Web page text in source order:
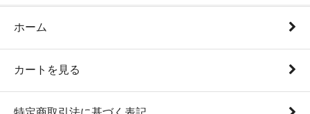
ホーム
カートを見る